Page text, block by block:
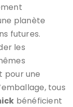
planète
futures.
les
pour une
tous
bénéficient